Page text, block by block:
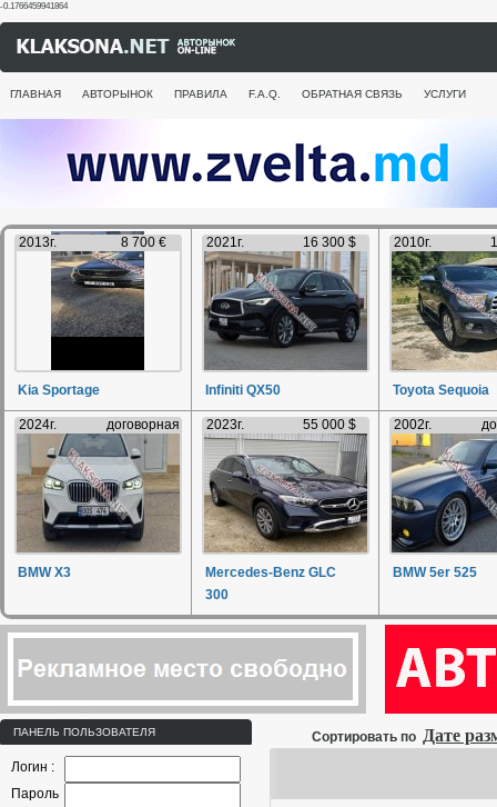
-0.1766459941864
ГЛАВНАЯ АВТОРЫНОК ПРАВИЛА F.A.Q. ОБРАТНАЯ СВЯЗЬ УСЛУГИ
2013г. 8 700 €
Kia Sportage
2021г. 16 300 $
Infiniti QX50
2010г.
Toyota Sequoia
2024г. договорная
BMW X3
2023г. 55 000 $
Mercedes-Benz GLC
300
2002г.
BMW 5er 525
ПАНЕЛЬ ПОЛЬЗОВАТЕЛЯ
Логин :
Пароль
Сортировать по Дате